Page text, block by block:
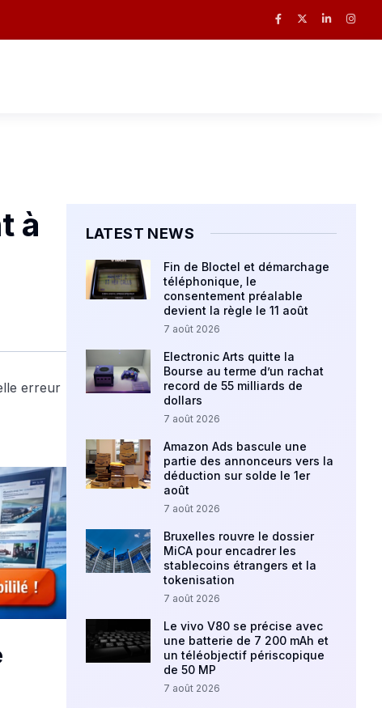
à
LATEST NEWS
Fin de Bloctel et démarchage
téléphonique, le
consentement préalable
devient la règle le 11 août
7 août 2026
Electronic Arts quitte la
Bourse au terme d’un rachat
record de 55 milliards de
dollars
7 août 2026
Amazon Ads bascule une
partie des annonceurs vers la
déduction sur solde le 1er
août
7 août 2026
Bruxelles rouvre le dossier
MiCA pour encadrer les
stablecoins étrangers et la
tokenisation
7 août 2026
Le vivo V80 se précise avec
une batterie de 7 200 mAh et
un téléobjectif périscopique
de 50 MP
7 août 2026